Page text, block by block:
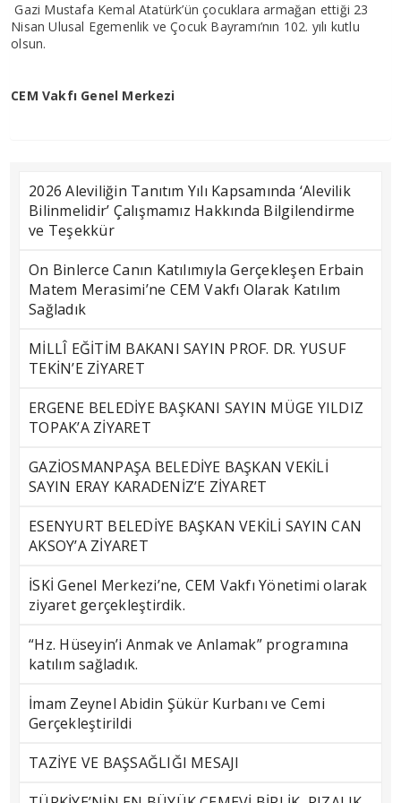
Gazi Mustafa Kemal Atatürk’ün çocuklara armağan ettiği 23
Nisan Ulusal Egemenlik ve Çocuk Bayramı’nın 102. yılı kutlu
olsun.
CEM Vakfı Genel Merkezi
2026 Aleviliğin Tanıtım Yılı Kapsamında ‘Alevilik
Bilinmelidir’ Çalışmamız Hakkında Bilgilendirme
ve Teşekkür
On Binlerce Canın Katılımıyla Gerçekleşen Erbain
Matem Merasimi’ne CEM Vakfı Olarak Katılım
Sağladık
MİLLÎ EĞİTİM BAKANI SAYIN PROF. DR. YUSUF
TEKİN’E ZİYARET
ERGENE BELEDİYE BAŞKANI SAYIN MÜGE YILDIZ
TOPAK’A ZİYARET
GAZİOSMANPAŞA BELEDİYE BAŞKAN VEKİLİ
SAYIN ERAY KARADENİZ’E ZİYARET
ESENYURT BELEDİYE BAŞKAN VEKİLİ SAYIN CAN
AKSOY’A ZİYARET
İSKİ Genel Merkezi’ne, CEM Vakfı Yönetimi olarak
ziyaret gerçekleştirdik.
“Hz. Hüseyin’i Anmak ve Anlamak” programına
katılım sağladık.
İmam Zeynel Abidin Şükür Kurbanı ve Cemi
Gerçekleştirildi
TAZİYE VE BAŞSAĞLIĞI MESAJI